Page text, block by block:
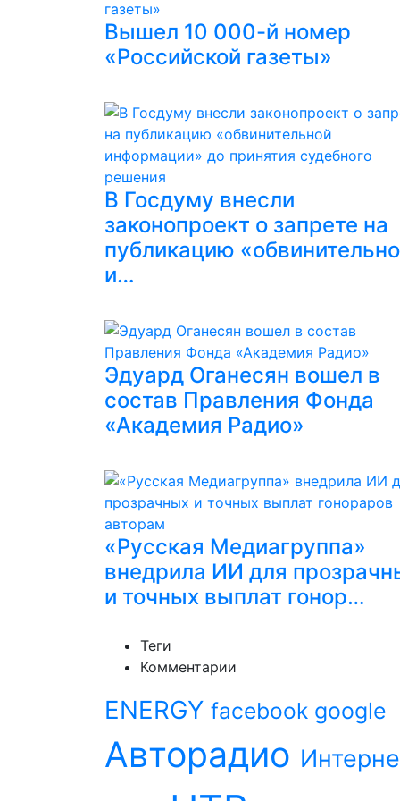
Вышел 10 000-й номер
«Российской газеты»
В Госдуму внесли
законопроект о запрете на
публикацию
и…
Эдуард Оганесян вошел в
состав Правления Фонда
«Академия Радио»
«Русская Медиагруппа»
внедрила ИИ для
и точных выплат гонор…
Теги
Комментарии
ENERGY facebook google
Авторадио